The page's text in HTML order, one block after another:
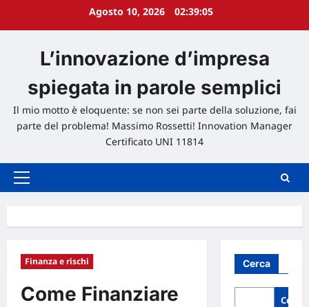
Agosto 10, 2026 02:39:06
L’innovazione d’impresa
spiegata in parole semplici
Il mio motto è eloquente: se non sei parte della soluzione, fai
parte del problema! Massimo Rossetti! Innovation Manager
Certificato UNI 11814
Menu
Finanza e rischi
Come Finanziare
Cerca
Cerca